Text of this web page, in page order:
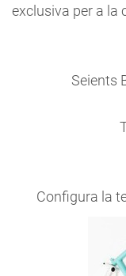
exclusiva per a la
Seients
Configura la